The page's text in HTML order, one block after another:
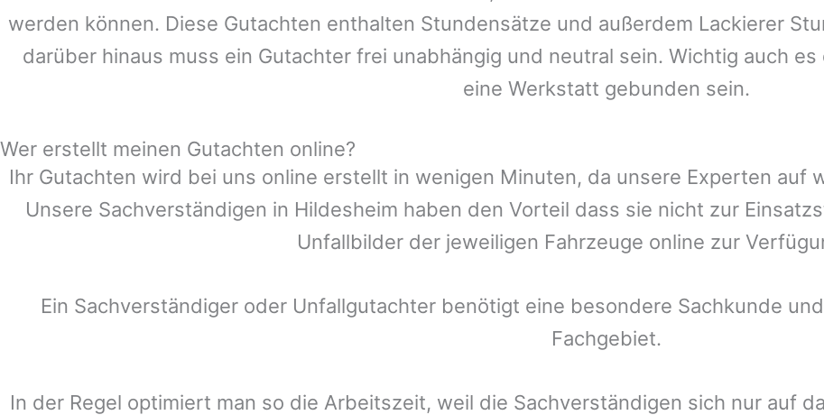
werden können. Diese Gutachten enthalten Stundensätze und außerdem Lackierer
darüber hinaus muss ein Gutachter frei unabhängig und neutral sein. Wichtig auch
eine Werkstatt gebunden sein.
Wer erstellt meinen Gutachten online?
Ihr Gutachten wird bei uns online erstellt in wenigen Minuten, da unsere Experten auf
Unsere Sachverständigen in Hildesheim haben den Vorteil dass sie nicht zur
Unfallbilder der jeweiligen Fahrzeuge online zur
Ein Sachverständiger oder Unfallgutachter benötigt eine besondere Sachkunde
Fachgebiet.
In der Regel optimiert man so die Arbeitszeit, weil die Sachverständigen sich nur auf